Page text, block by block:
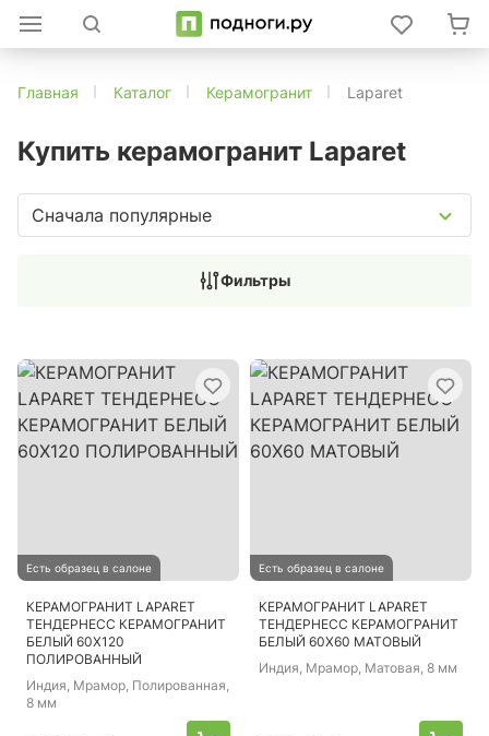
Главная Каталог Керамогранит Laparet
Купить керамогранит Laparet
Сначала популярные
Фильтры
Есть образец в салоне
КЕРАМОГРАНИТ LAPARET
ТЕНДЕРНЕСС КЕРАМОГРАНИТ
БЕЛЫЙ 60Х120
ПОЛИРОВАННЫЙ
Индия, Мрамор, Полированная,
8 мм
Есть образец в салоне
КЕРАМОГРАНИТ LAPARET
ТЕНДЕРНЕСС КЕРАМОГРАНИТ
БЕЛЫЙ 60Х60 МАТОВЫЙ
Индия, Мрамор, Матовая, 8 мм